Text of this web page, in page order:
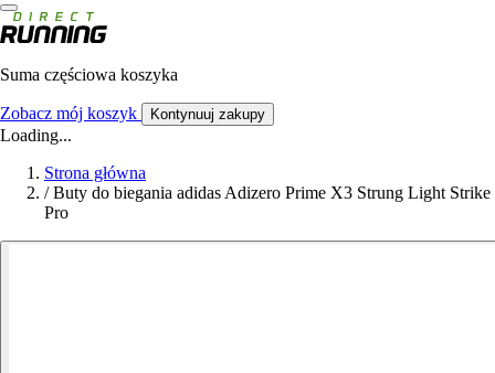
Suma częściowa koszyka
Zobacz mój koszyk Kontynuuj zakupy
Loading...
Strona główna
/ Buty do biegania adidas Adizero Prime X3 Strung Light Strike
Pro